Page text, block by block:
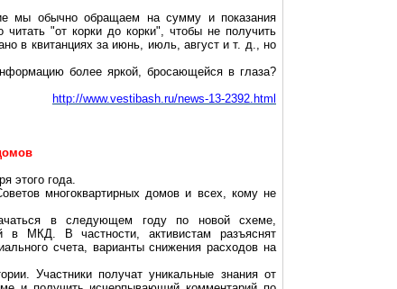
мы обычно обращаем на сумму и показания
"от корки до корки", чтобы не получить
в квитанциях за июнь, июль, август и т. д., но
более яркой, бросающейся в глаза?
http://www.vestibash.ru/news-13-2392.html
этого года.
многоквартирных домов и всех, кому не
в следующем году по новой схеме,
в МКД. В частности, активистам разъяснят
счета, варианты снижения расходов на
Участники получат уникальные знания от